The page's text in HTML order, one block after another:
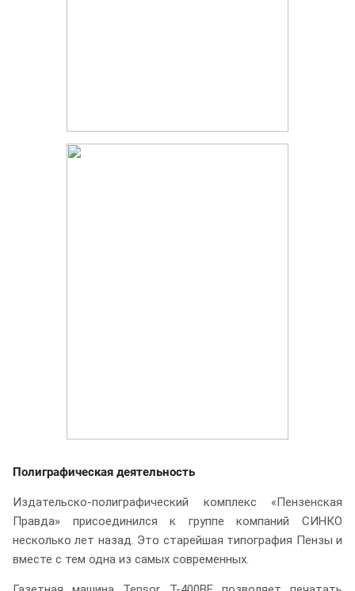
Полиграфическая деятельность
Издательско-полиграфический комплекс «Пензенская
Правда» присоединился к группе компаний СИНКО
несколько лет назад. Это старейшая типография Пензы и
вместе с тем одна из самых современных.